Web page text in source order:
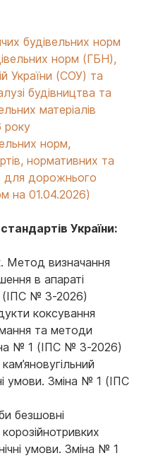
будівельних норм
норм (ГБН),
України (СОУ) та
будівництва та
матеріалів
року
норм,
нормативних та
для дорожнього
на 01.04.2026)
України:
Метод визначання
в апараті
(ІПС № 3-2026)
коксування
та методи
№ 1 (ІПС № 3-2026)
умови. Зміна № 1 (ІПС
безшовні
умови. Зміна № 1